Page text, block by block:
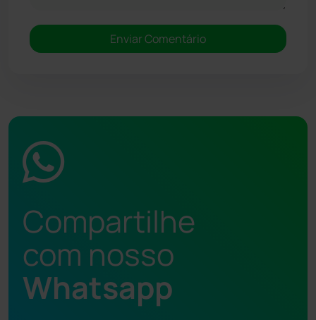
Compartilhe
com nosso
Whatsapp